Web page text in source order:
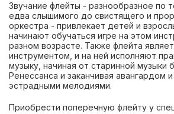
Звучание флейты - разнообразное по
едва слышимого до свистящего и
оркестра - привлекает детей и
начинают обучаться игре на этом
разном возрасте. Также флейта
инструментом, и на ней исполняют
музыку, начиная от старинной музыки
Ренессанса и заканчивая авангардом
эстрадными мелодиями.
Приобрести поперечную флейту у